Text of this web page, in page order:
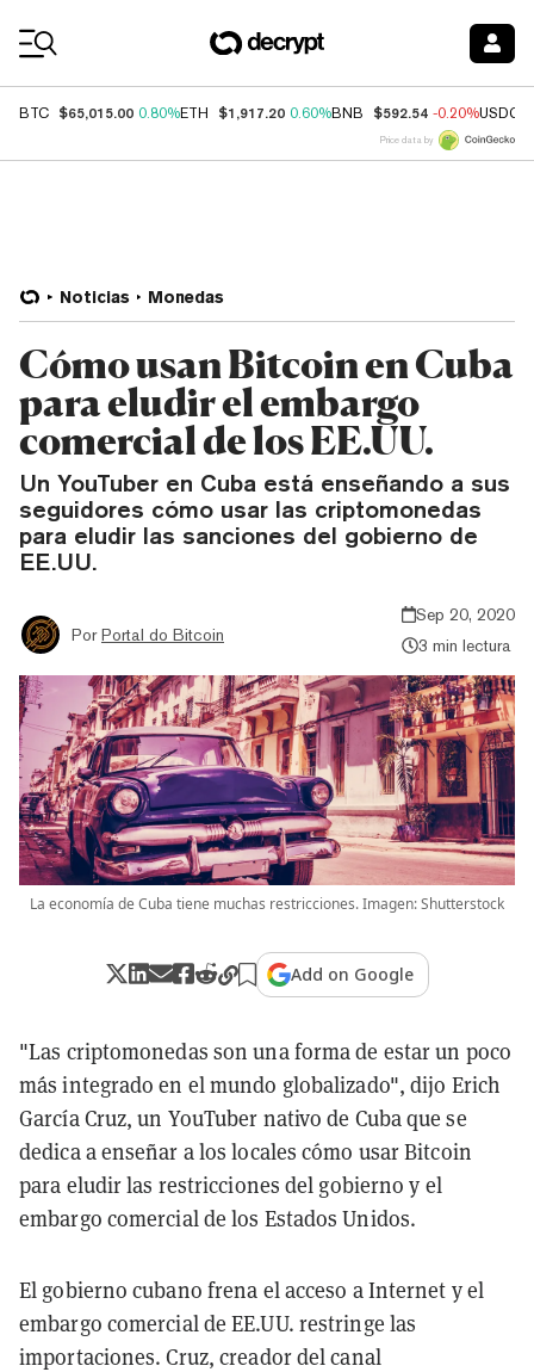
BTC $65,015.00 0.80%ETH $1,917.20 0.60%BNB $592.54 -0.20%USDC
Price data by
Noticias Monedas
Cómo usan Bitcoin en Cuba
para eludir el embargo
comercial de los EE.UU.
Un YouTuber en Cuba está enseñando a sus
seguidores cómo usar las criptomonedas
para eludir las sanciones del gobierno de
EE.UU.
Por Portal do Bitcoin
Sep 20, 2020
3 min lectura
La economía de Cuba tiene muchas restricciones. Imagen: Shutterstock
Add on Google
"Las criptomonedas son una forma de estar un poco
más integrado en el mundo globalizado", dijo Erich
García Cruz, un YouTuber nativo de Cuba que se
dedica a enseñar a los locales cómo usar Bitcoin
para eludir las restricciones del gobierno y el
embargo comercial de los Estados Unidos.
El gobierno cubano frena el acceso a Internet y el
embargo comercial de EE.UU. restringe las
importaciones. Cruz, creador del canal